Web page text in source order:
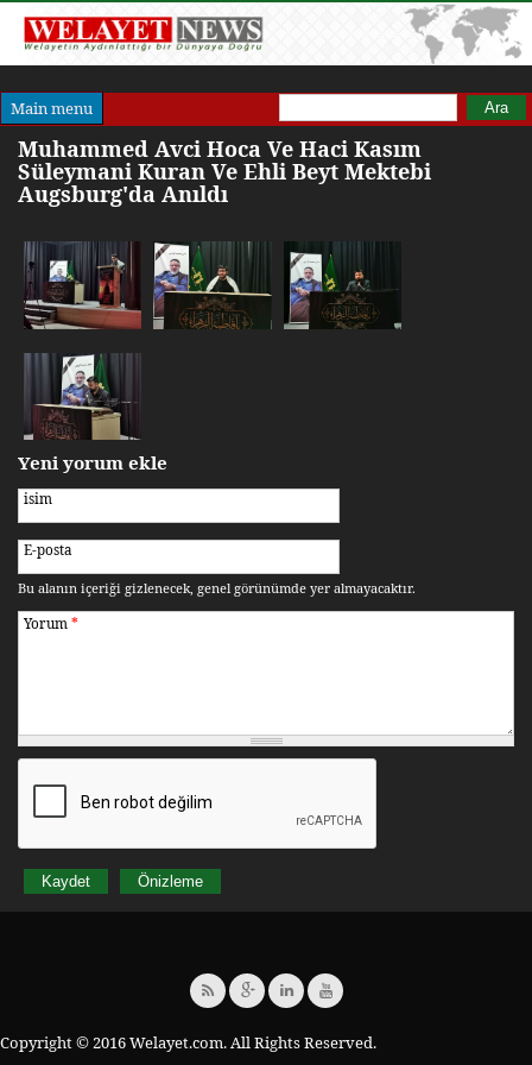
Main menu Arama formu
Ara
Muhammed Avci Hoca Ve Haci Kasım
Süleymani Kuran Ve Ehli Beyt Mektebi
Augsburg'da Anıldı
Yeni yorum ekle
isim
E-posta
Bu alanın içeriği gizlenecek, genel görünümde yer almayacaktır.
Yorum*
Copyright © 2016 Welayet.com. All Rights Reserved.